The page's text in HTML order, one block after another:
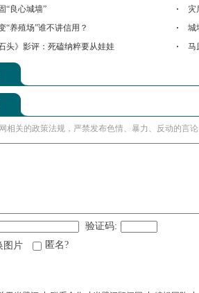
“良心城墙”
灾
“养殖场”谁不讲信用？
城
头》影评：死磕纳粹要从娃娃
马
相关的政策法规，严禁发布色情、暴力、反动的言论
验证码:
匿名?